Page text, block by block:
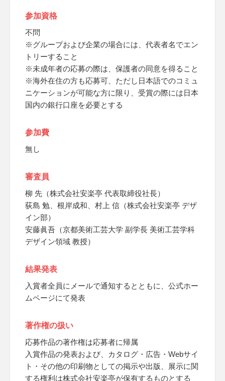
参加資格
不問
※グループおよび企業の場合には、代表者名でエン
トリーすること
※未成年者の応募の際は、保護者の同意を得ること
※海外在住の方も応募可、ただし日本語でのコミュ
ニケーションが可能な方に限り、受賞の際には日本
国内の銀行口座を必要とする
参加費
無し
審査員
柳 先（株式会社安楽亭 代表取締役社長）
荻島 勉、根岸成和、村上 信（株式会社安楽亭 デザ
イン部）
安藤眞吾（京都美術工芸大学 副学長 美術工芸学科
デザイン領域 教授）
結果発表
入賞者全員にメールで通知するとともに、公式ホー
ムページにて発表
著作権の扱い
応募作品の著作権は応募者に帰属
入賞作品の発表および、カタログ・広告・Webサイ
ト・その他の印刷物としての掲示や出版、展示に関
する権利は株式会社安楽亭が保有するものとする